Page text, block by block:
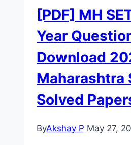
[Download]
[PDF] MH
Year
Download
Maharashtra
Solved
ByAkshay P May 27,